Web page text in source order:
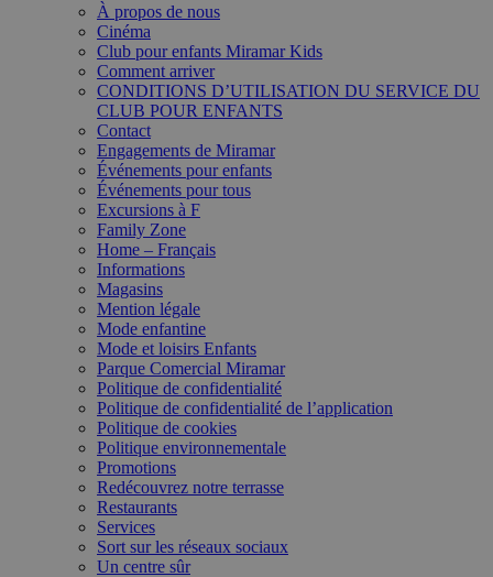
À propos de nous
Cinéma
Club pour enfants Miramar Kids
Comment arriver
CONDITIONS D’UTILISATION DU SERVICE DU
CLUB POUR ENFANTS
Contact
Engagements de Miramar
Événements pour enfants
Événements pour tous
Excursions à F
Family Zone
Home – Français
Informations
Magasins
Mention légale
Mode enfantine
Mode et loisirs Enfants
Parque Comercial Miramar
Politique de confidentialité
Politique de confidentialité de l’application
Politique de cookies
Politique environnementale
Promotions
Redécouvrez notre terrasse
Restaurants
Services
Sort sur les réseaux sociaux
Un centre sûr